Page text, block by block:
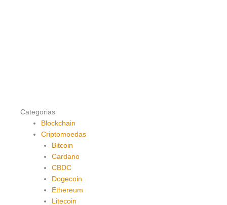
Categorias
Blockchain
Criptomoedas
Bitcoin
Cardano
CBDC
Dogecoin
Ethereum
Litecoin